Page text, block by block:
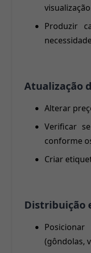
Produzir
Atualização
Alterar
Verificar
conforme
Criar
Distribuição
(gôndolas,